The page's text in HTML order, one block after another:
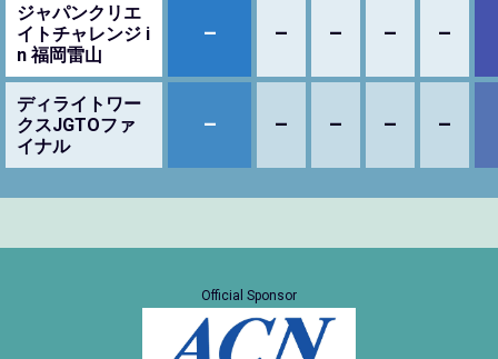
ジャパンクリエ
イトチャレンジ i
n 福岡雷山
– – – – –
ディライトワー
クスJGTOファ
イナル
– – – – –
Official Sponsor